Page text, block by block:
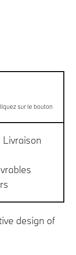
sur le bouton
Livraison
design of